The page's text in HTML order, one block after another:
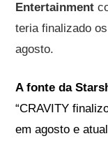
Entertainment
teria finalizado
agosto.
A fonte da
“CRAVITY
em agosto e